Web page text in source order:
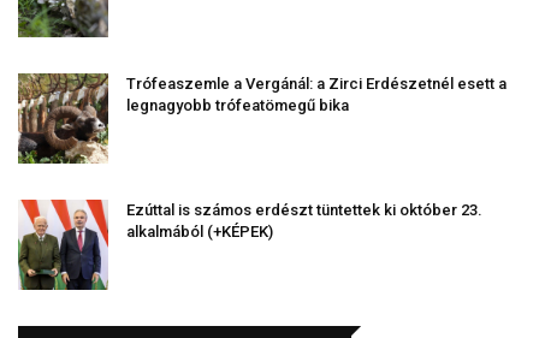
Trófeaszemle a Vergánál: a Zirci Erdészetnél esett a
legnagyobb trófeatömegű bika
Ezúttal is számos erdészt tüntettek ki október 23.
alkalmából (+KÉPEK)